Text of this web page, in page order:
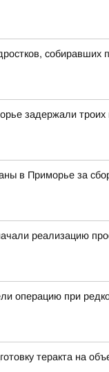
собиравших
задержали троих
в Приморье за
реализацию
операцию при
теракта на